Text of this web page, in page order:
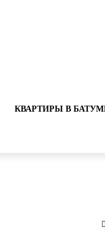
КВАРТИРЫ В